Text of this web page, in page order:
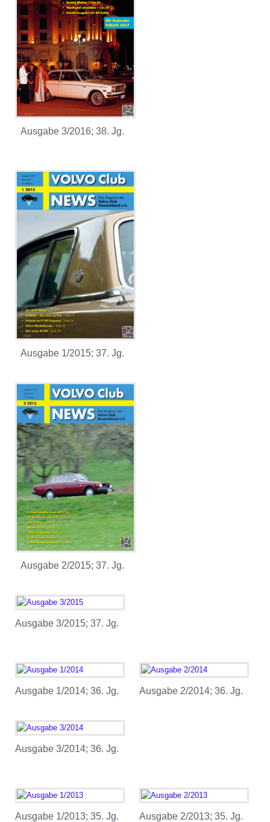
Ausgabe 3/2016; 38. Jg.
Ausgabe 1/2015; 37. Jg.
Ausgabe 2/2015; 37. Jg.
Ausgabe 3/2015; 37. Jg.
Ausgabe 1/2014; 36. Jg. Ausgabe 2/2014; 36. Jg.
Ausgabe 3/2014; 36. Jg.
Ausgabe 1/2013; 35. Jg. Ausgabe 2/2013; 35. Jg.